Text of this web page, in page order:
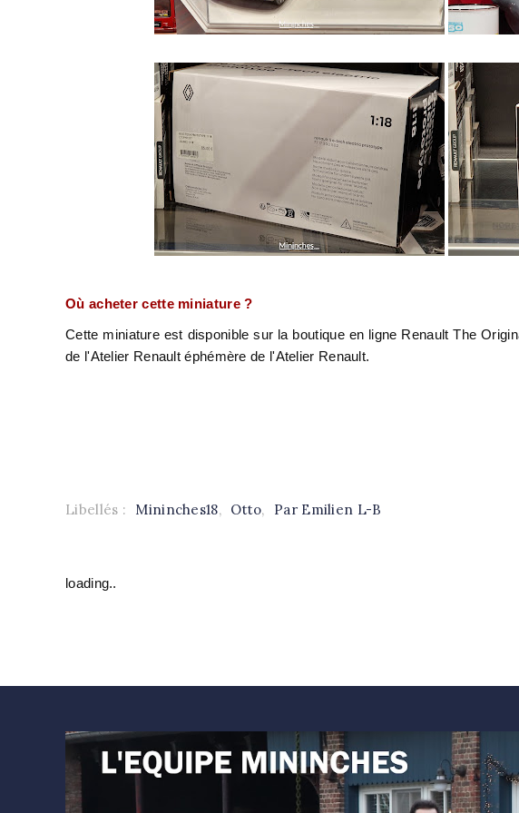
Où acheter cette miniature ?
Cette miniature est disponible sur la boutique en ligne Renault The
de l'Atelier Renault éphémère de l'Atelier Renault.
Libellés : Mininches18, Otto, Par Emilien L-B
loading..